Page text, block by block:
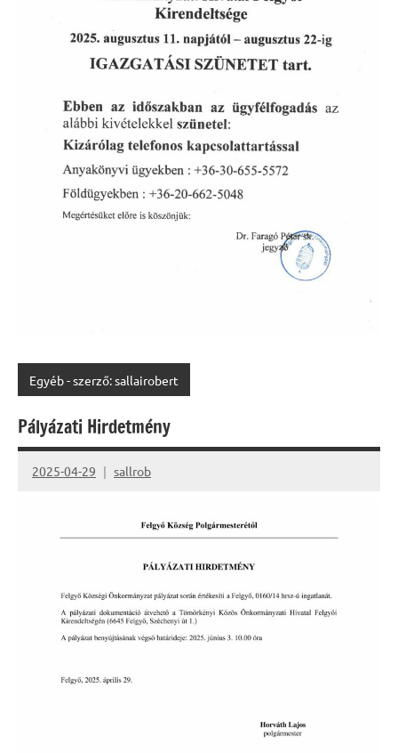
Egyéb - szerző: sallairobert
Pályázati Hirdetmény
2025-04-29 sallrob